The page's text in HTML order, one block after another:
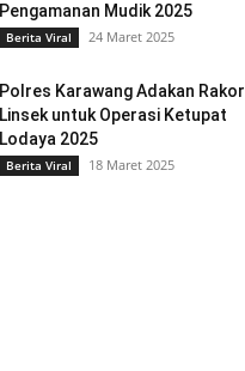
Pengamanan Mudik 2025
Berita Viral 24 Maret 2025
Polres Karawang Adakan Rakor
Linsek untuk Operasi Ketupat
Lodaya 2025
Berita Viral 18 Maret 2025